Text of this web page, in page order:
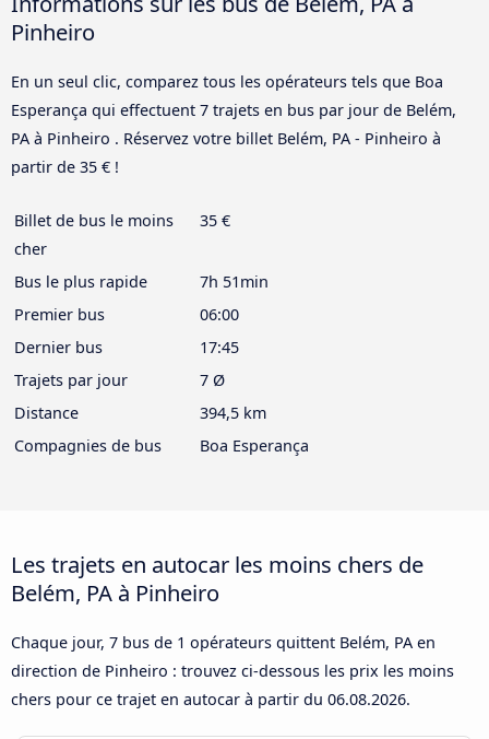
Pinheiro
En un seul clic, comparez tous les opérateurs tels que Boa
Esperança qui effectuent 7 trajets en bus par jour de Belém,
PA à Pinheiro . Réservez votre billet Belém, PA - Pinheiro à
partir de 35 € !
Billet de bus le moins
cher
35 €
Bus le plus rapide
7h 51min
Premier bus
06:00
Dernier bus
17:45
Trajets par jour
7 Ø
Distance
394,5 km
Compagnies de bus
Boa Esperança
Les trajets en autocar les moins chers de
Belém, PA à Pinheiro
Chaque jour, 7 bus de 1 opérateurs quittent Belém, PA en
direction de Pinheiro : trouvez ci-dessous les prix les moins
chers pour ce trajet en autocar à partir du 06.08.2026.